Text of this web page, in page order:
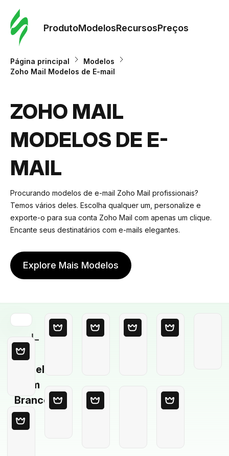
ProdutoModelosRecursosPreços
Página principal
Modelos
Zoho Mail Modelos de E-mail
ZOHO MAIL
MODELOS DE E-
MAIL
Procurando modelos de e-mail Zoho Mail profissionais?
Temos vários deles. Escolha qualquer um, personalize e
exporte-o para sua conta Zoho Mail com apenas um clique.
Encante seus destinatários com e-mails elegantes.
Explore Mais Modelos
Modelo
em
Branco